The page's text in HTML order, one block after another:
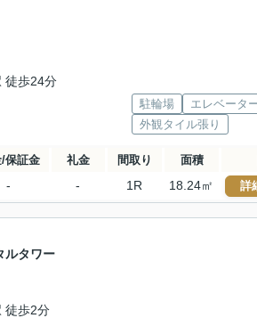
徒歩24分
駐輪場 エレベータ
外観タイル張り
保証金 礼金 間取り 面積
- - 1R 18.24㎡ 詳
ルタワー
徒歩2分